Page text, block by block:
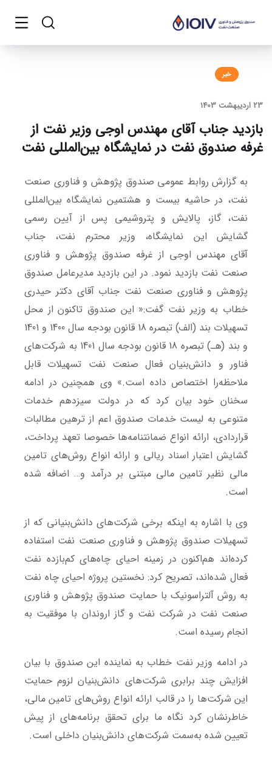
خبر
23 اردیبهشت 1403
بازدید جناب آقای مهندس اوجی وزیر نفت از
غرفه صندوق نفت در نمایشگاه بین‌المللی نفت
به گزارش روابط عمومی صندوق پژوهش و فناوری صنعت
نفت، در حاشیه بیست و هشتمین نمایشگاه بین‌المللی
نفت، گاز، پالایش و پتروشیمی پس از آیین رسمی
گشایش این نمایشگاه، وزیر محترم نفت، جناب
آقای مهندس اوجی از غرفه صندوق پژوهش و فناوری
صنعت نفت بازدید نمود. در این بازدید مدیرعامل صندوق
پژوهش و فناوری صنعت نفت جناب آقای دکتر حیدری
خطاب به وزیر نفت گفت:« این صندوق تاکنون از محل
تسهیلات بند (الف) تبصره 18 قانون بودجه سال 1400 و 1401
و بند (هـ) تبصره 18 قانون بودجه سال 1401 به شرکت‌های
فناور و دانش‌بنیان فعال صنعت نفت تسهیلات قابل
ملاحظه‌را اختصاص داده است.» وی همچنین در ادامه
سخنان خود بیان کرد که در دولت سیزدهم خدمات
متنوعی به لیست خدمات صندوق اعم از ترهین مطالبات
قراردادی، ارائه انواع ضمانتنامه‌ها خصوصا تعهد پرداخت،
گشایش اعتبار اسناد ریالی و ارائه انواع روش‌های تامین
مالی نظیر تامین مالی مبتنی بر درآمد و… اضافه شده
است.
وی با اشاره به اینکه برخی شرکت‌های دانش‌بنیانی که از
تسهیلات صندوق پژوهش و فناوری صنعت نفت استفاده
کرده‌اند هم‌اکنون در زمینه احیای چاه‌های کم‌بازده نفت
فعال شده‌اند، تصریح کرد: نخستین پروژه احیای چاه نفت
به روش آلتراسونیک با حمایت صندوق پژوهش و فناوری
صنعت نفت در شرکت نفت و گاز اروندان با موفقیت به
انجام رسیده است.
در ادامه وزیر نفت خطاب به نماینده این صندوق با بیان
افزایش چند برابری شرکت‌های دانش‌بنیان لزوم حمایت
این شرکت‌ها را در قالب ارائه انواع روش‌های تامین مالی،
خاطرنشان کرد نگاه ما برای تحقق برنامه‌های از پیش‌
تعیین‌ شده به‌سمت شرکت‌های دانش‌بنیان داخلی است.